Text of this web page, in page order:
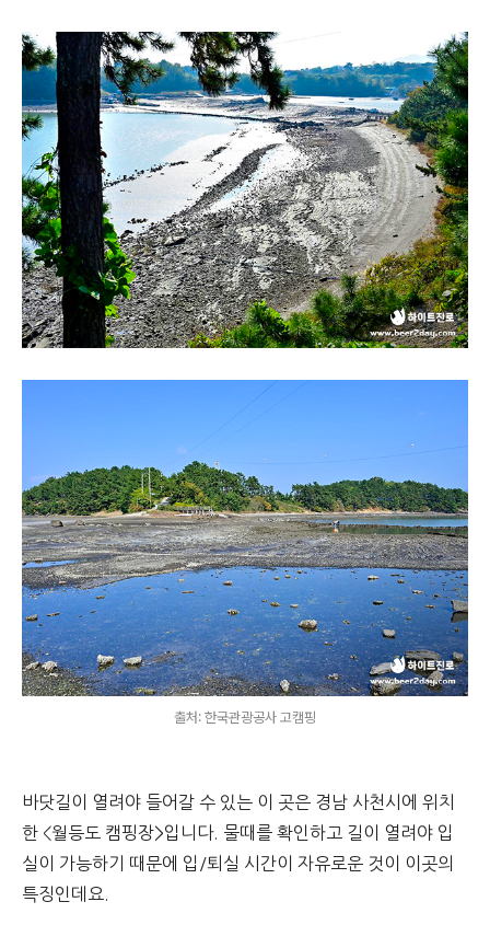
출처: 한국관광공사 고캠핑
바닷길이 열려야 들어갈 수 있는 이 곳은 경남 사천시에 위치
한 <월등도 캠핑장>입니다. 물때를 확인하고 길이 열려야 입
실이 가능하기 때문에 입/퇴실 시간이 자유로운 것이 이곳의
특징인데요.